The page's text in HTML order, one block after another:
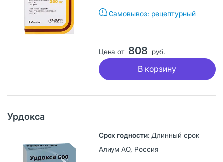
Самовывоз: рецептурный
Цена от 808 руб.
В корзину
Урдокса
Длинный срок
Алиум АО, Россия